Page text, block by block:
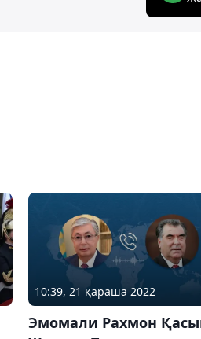
10:39, 21 қараша 2022
Эмомали Рахмон